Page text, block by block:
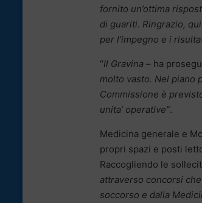
fornito un’ottima
di guariti. Ringrazio,
per l’impegno e i
“Il Gravina – ha
molto vasto. Nel piano
Commissione è
unita’ operative”.
Medicina generale e
propri spazi e posti
Raccogliendo le
attraverso concorsi
soccorso e dalla